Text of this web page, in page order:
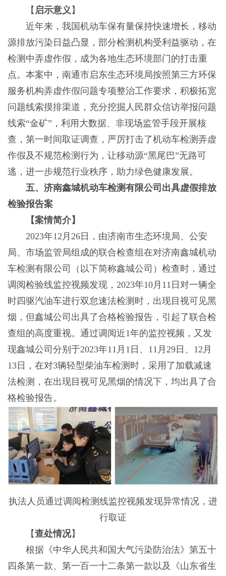
【 启示意义 】
近年来，我国机动车保有量保持快速增长，移动
源排放污染日益凸显，部分检测机构受利益驱动，在
检测中弄虚作假，成为各地生态环境部门的打击重
点。本案中，南通市启东生态环境局按照第三方环保
服务机构弄虚作假问题专项整治工作要求，积极拓宽
问题线索摸排渠道，充分挖掘人民群众信访举报问题
线索“金矿”，利用大数据、非现场监管手段开展核
查，第一时间取证调查，严厉打击了机动车检测弄虚
作假及不规范检测行为，让移动源“黑尾巴”无路可
逃，进一步规范行业秩序，助力绿色健康发展。
五、济南鑫城机动车检测有限公司出具虚假排放
检验报告案
【案情简介】
2023年12月26日，由济南市生态环境局、公安
局、市场监管局组成的联合检查组在对济南鑫城机动
车检测有限公司（以下简称鑫城公司）检查时，通过
调阅检验线监控视频发现，2023年10月11日对一辆全
时四驱汽油车进行双怠速法检测时，出现目视可见黑
烟，但鑫城公司出具了合格检验报告，引起了联合检
查组的高度重视。通过调阅近1年的监控视频，又发
现鑫城公司分别于2023年11月1日、11月29日、12月
13日，在对3辆轻型柴油车检测时，采用了加载减速
法检测，在出现目视可见黑烟的情况下，均出具了合
格检验报告。
执法人员通过调阅检测线监控视频发现异常情况，进
行取证
【查处情况】
根据《中华人民共和国大气污染防治法》第五十
四条第一款、第一百一十二条第一款以及《山东省生